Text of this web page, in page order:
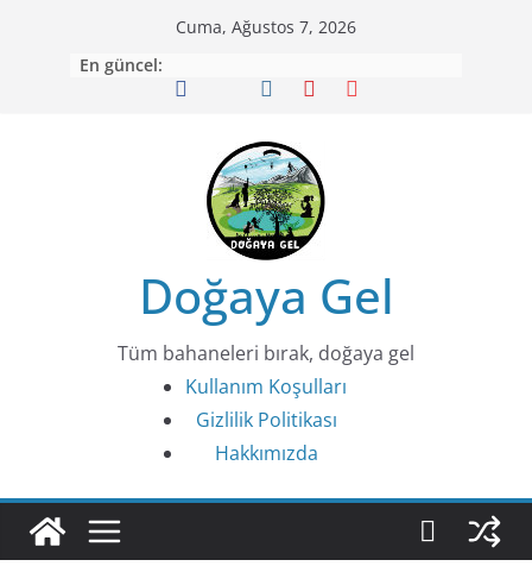
Cuma, Ağustos 7, 2026
En güncel:
Doğaya Gel
Tüm bahaneleri bırak, doğaya gel
Kullanım Koşulları
Gizlilik Politikası
Hakkımızda